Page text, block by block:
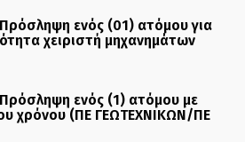
ενός (01) ατόμου για
χειριστή μηχανημάτων
ενός (1) ατόμου με
χρόνου (ΠΕ ΓΕΩΤΕΧΝΙΚΩΝ/ΠΕ